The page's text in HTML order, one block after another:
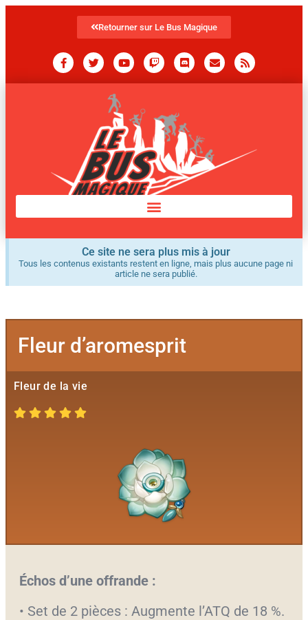
Retourner sur Le Bus Magique
Ce site ne sera plus mis à jour
Tous les contenus existants restent en ligne, mais plus aucune page ni
article ne sera publié.
Fleur d’aromesprit
Fleur de la vie
Échos d’une offrande :
• Set de 2 pièces : Augmente l’ATQ de 18 %.